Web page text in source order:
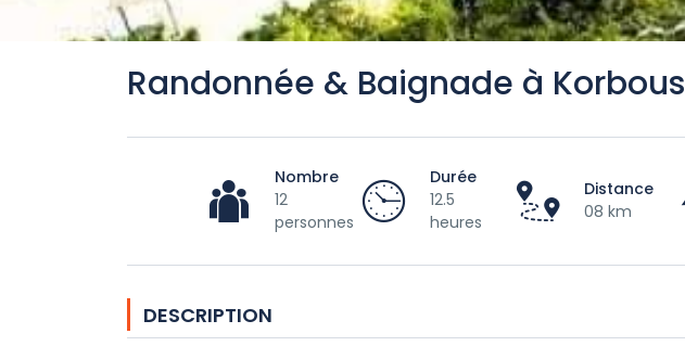
Randonnée & Baignade à Korbous
Nombre
12
personnes
Durée
12.5
heures
Distance
08 km
DESCRIPTION